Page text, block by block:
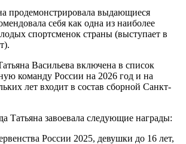
продемонстрировала выдающиеся
себя как одна из наиболее
спортсменок страны (выступает в
Васильева включена в список
команду России на 2026 год и на
лет входит в состав сборной Санкт-
Татьяна завоевала следующие награды:
России 2025, девушки до 16 лет,